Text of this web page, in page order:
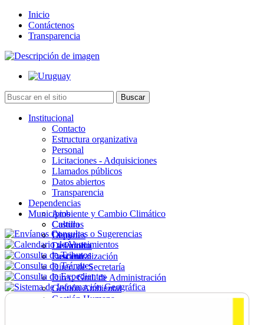
Inicio
Contáctenos
Transparencia
Institucional
Contacto
Estructura organizativa
Personal
Licitaciones - Adquisiciones
Llamados públicos
Datos abiertos
Transparencia
Dependencias
Ambiente y Cambio Climático
Cultura
Deportes
Desarrollo
Descentralización
Direc. de Secretaría
Direc. Gral. de Administración
Gestión Ambiental
Gestión Humana
Municipios
Castillos
Chuy
La Paloma
Lascano